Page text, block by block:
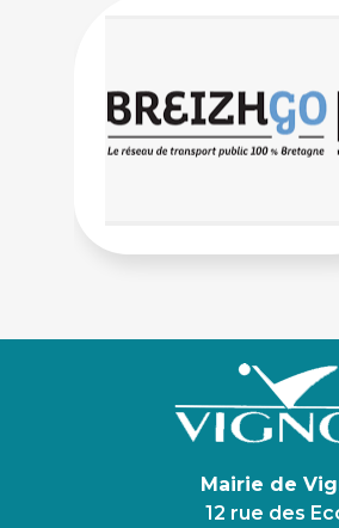
Mairie de
12 rue des